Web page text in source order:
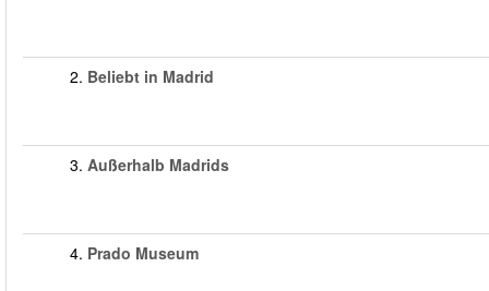
2. Beliebt in Madrid
3. Außerhalb Madrids
4. Prado Museum